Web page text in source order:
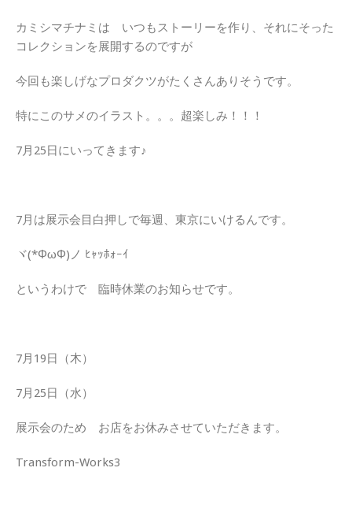
カミシマチナミは いつもストーリーを作り、それにそった
コレクションを展開するのですが
今回も楽しげなプロダクツがたくさんありそうです。
特にこのサメのイラスト。。。超楽しみ！！！
7月25日にいってきます♪
7月は展示会目白押しで毎週、東京にいけるんです。
ヾ(*ΦωΦ)ノ ﾋｬｯﾎｫｰｲ
というわけで 臨時休業のお知らせです。
7月19日（木）
7月25日（水）
展示会のため お店をお休みさせていただきます。
Transform-Works3